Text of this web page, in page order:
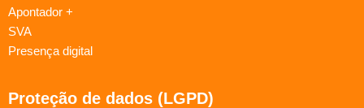
Apontador +
SVA
Presença digital
Proteção de dados (LGPD)